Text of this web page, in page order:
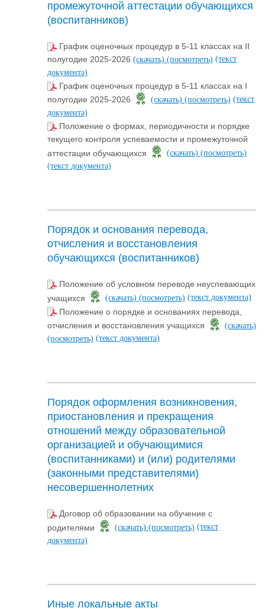
промежуточной аттестации обучающихся
(воспитанников)
График оценочных процедур в 5-11 классах на II
полугодие 2025-2026 (скачать) (посмотреть) (текст
документа)
График оценочных процедур в 5-11 классах на I
полугодие 2025-2026
(скачать) (посмотреть) (текст
документа)
Положение о формах, периодичности и порядке
текущего контроля успеваемости и промежуточной
аттестации обучающихся
(скачать) (посмотреть)
(текст документа)
Порядок и основания перевода,
отчисления и восстановления
обучающихся (воспитанников)
Положение об условном переводе неуспевающих
учащихся
(скачать) (посмотреть) (текст документа)
Положение о порядке и основаниях перевода,
отчисления и восстановления учащихся
(скачать)
(посмотреть) (текст документа)
Порядок оформления возникновения,
приостановления и прекращения
отношений между образовательной
организацией и обучающимися
(воспитанниками) и (или) родителями
(законными представителями)
несовершеннолетних
Договор об образовании на обучение с
родителями
(скачать) (посмотреть) (текст
документа)
Иные локальные акты